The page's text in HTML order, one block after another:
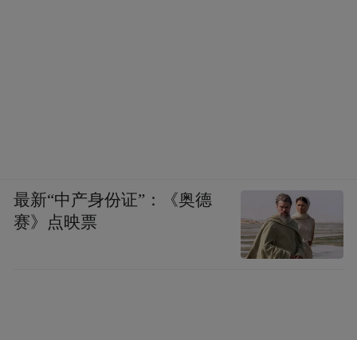
最新“中产身份证”：《奥德
赛》点映票